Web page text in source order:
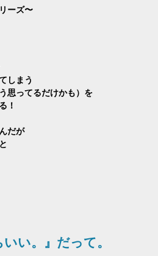
ーズ〜
しまう
思ってるだけかも）を
！
だが
い。』だって。